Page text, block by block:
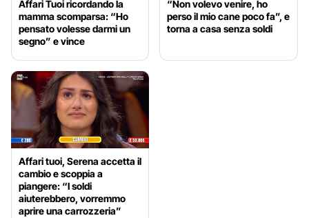
Affari Tuoi ricordando la
mamma scomparsa: “Ho
pensato volesse darmi un
segno” e vince
“Non volevo venire, ho
perso il mio cane poco fa”, e
torna a casa senza soldi
Affari tuoi, Serena accetta il
cambio e scoppia a
piangere: “I soldi
aiuterebbero, vorremmo
aprire una carrozzeria”